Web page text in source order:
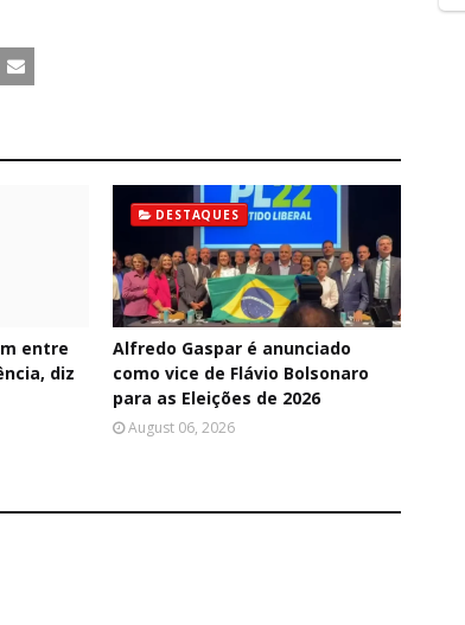
entre
diz
DESTAQUES
Alfredo Gaspar é anunciado
como vice de Flávio Bolsonaro
para as Eleições de 2026
August 06, 2026